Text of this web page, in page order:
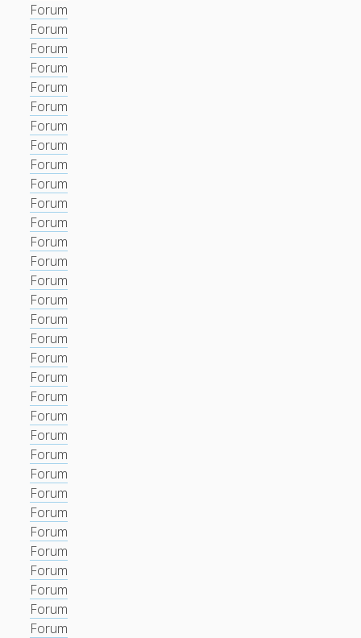
Forum
Forum
Forum
Forum
Forum
Forum
Forum
Forum
Forum
Forum
Forum
Forum
Forum
Forum
Forum
Forum
Forum
Forum
Forum
Forum
Forum
Forum
Forum
Forum
Forum
Forum
Forum
Forum
Forum
Forum
Forum
Forum
Forum